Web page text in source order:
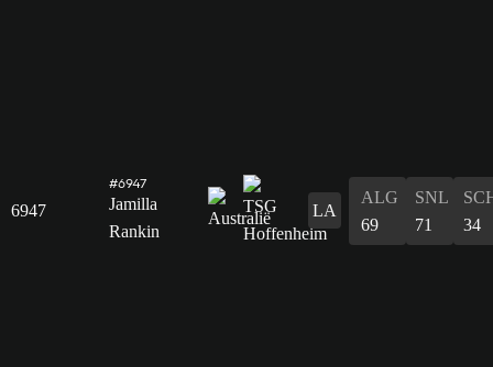
6947
#6947
Jamilla
Rankin
LA
ALG
69
SNL
71
34